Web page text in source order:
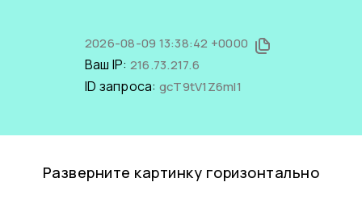
2026-08-09 13:38:42 +0000
Ваш IP: 216.73.217.6
ID запроса: gcT9tV1Z6mI1
Разверните картинку горизонтально